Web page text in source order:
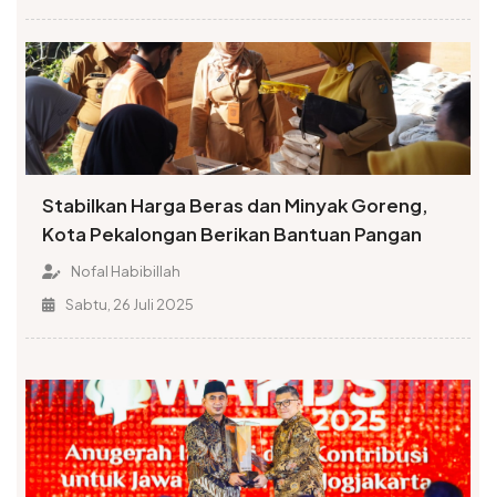
Stabilkan Harga Beras dan Minyak Goreng,
Kota Pekalongan Berikan Bantuan Pangan
Nofal Habibillah
Sabtu, 26 Juli 2025